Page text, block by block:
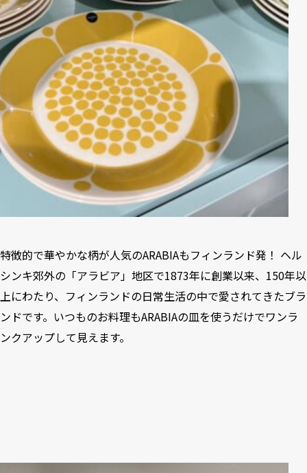
特徴的で華やかな柄が人気のARABIAもフィンランド発！ ヘル
シンキ郊外の「アラビア」地区で1873年に創業以来、150年以
上にわたり、フィンランドの日常生活の中で愛されてきたブラ
ンドです。いつものお料理もARABIAの皿を使うだけでワンラ
ンクアップして見えます。